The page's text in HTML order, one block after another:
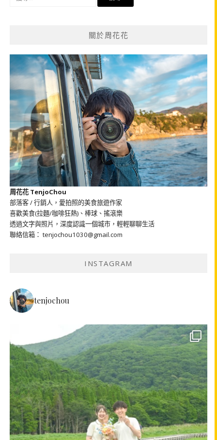
關於周花花
周花花 TenjoChou
部落客 / 行銷人，愛拍照的美食旅遊作家
喜歡美食(拉麵/咖啡狂熱)、棒球、搖滾樂
透過文字與照片，深度認識一個城市，輕輕聊聊生活
聯絡信箱： tenjochou1030@gmail.com
INSTAGRAM
tenjochou